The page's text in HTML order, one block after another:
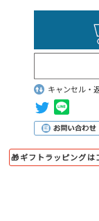
キャンセル・
🎁ギフトラッピングは